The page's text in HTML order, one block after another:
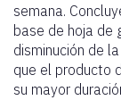
semana.
base de hoja de
disminución de
que el producto
su mayor